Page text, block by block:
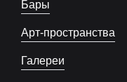
Бары
Арт-пространства
Галереи